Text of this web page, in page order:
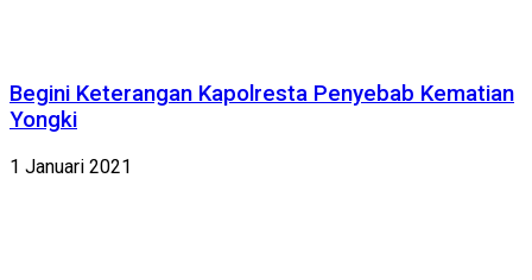
Begini Keterangan Kapolresta Penyebab Kematian
Yongki
1 Januari 2021